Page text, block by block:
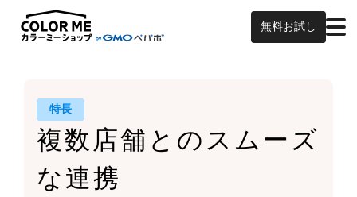
無料お試し
特長
複数店舗との スムーズ
な連携